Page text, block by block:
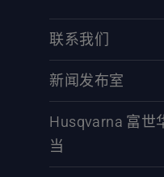
联系我们
新闻发布室
Husqvarna 富世
当